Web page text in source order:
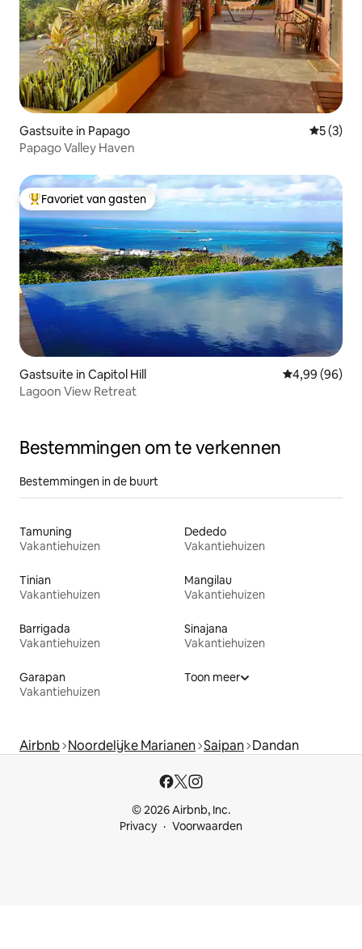
Gastsuite in Papago
5 (3)
Papago Valley Haven
Topfavoriet van gasten
Favoriet van gasten
Gastsuite in Capitol Hill Gemiddelde
4,99 (96)
Lagoon View Retreat
Bestemmingen om te verkennen
Bestemmingen in de buurt
Tamuning
Vakantiehuizen
Dededo
Vakantiehuizen
Tinian
Vakantiehuizen
Mangilau
Vakantiehuizen
Barrigada
Vakantiehuizen
Sinajana
Vakantiehuizen
Garapan
Vakantiehuizen
Toon meer
Airbnb Noordelijke Marianen Saipan Dandan
© 2026 Airbnb, Inc.
Privacy
Voorwaarden